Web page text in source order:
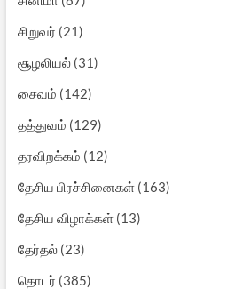
சிறுவர் (21)
சூழலியல்(31)
சைவம் (142)
தத்துவம் (129)
தரவிறக்கம் (12)
தேசிய பிரச்சினைகள்(163)
தேசிய விழாக்கள்(13)
தேர்தல்(23)
தொடர் (385)